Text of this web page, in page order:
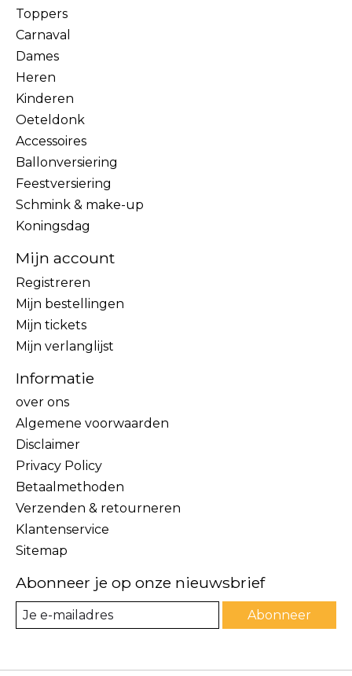
Toppers
Carnaval
Dames
Heren
Kinderen
Oeteldonk
Accessoires
Ballonversiering
Feestversiering
Schmink & make-up
Koningsdag
Mijn account
Registreren
Mijn bestellingen
Mijn tickets
Mijn verlanglijst
Informatie
over ons
Algemene voorwaarden
Disclaimer
Privacy Policy
Betaalmethoden
Verzenden & retourneren
Klantenservice
Sitemap
Abonneer je op onze nieuwsbrief
Abonneer